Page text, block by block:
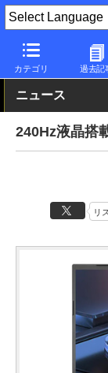
カテゴリ 過去記
PC Watch パソ
ニュース
240Hz液晶搭
リ